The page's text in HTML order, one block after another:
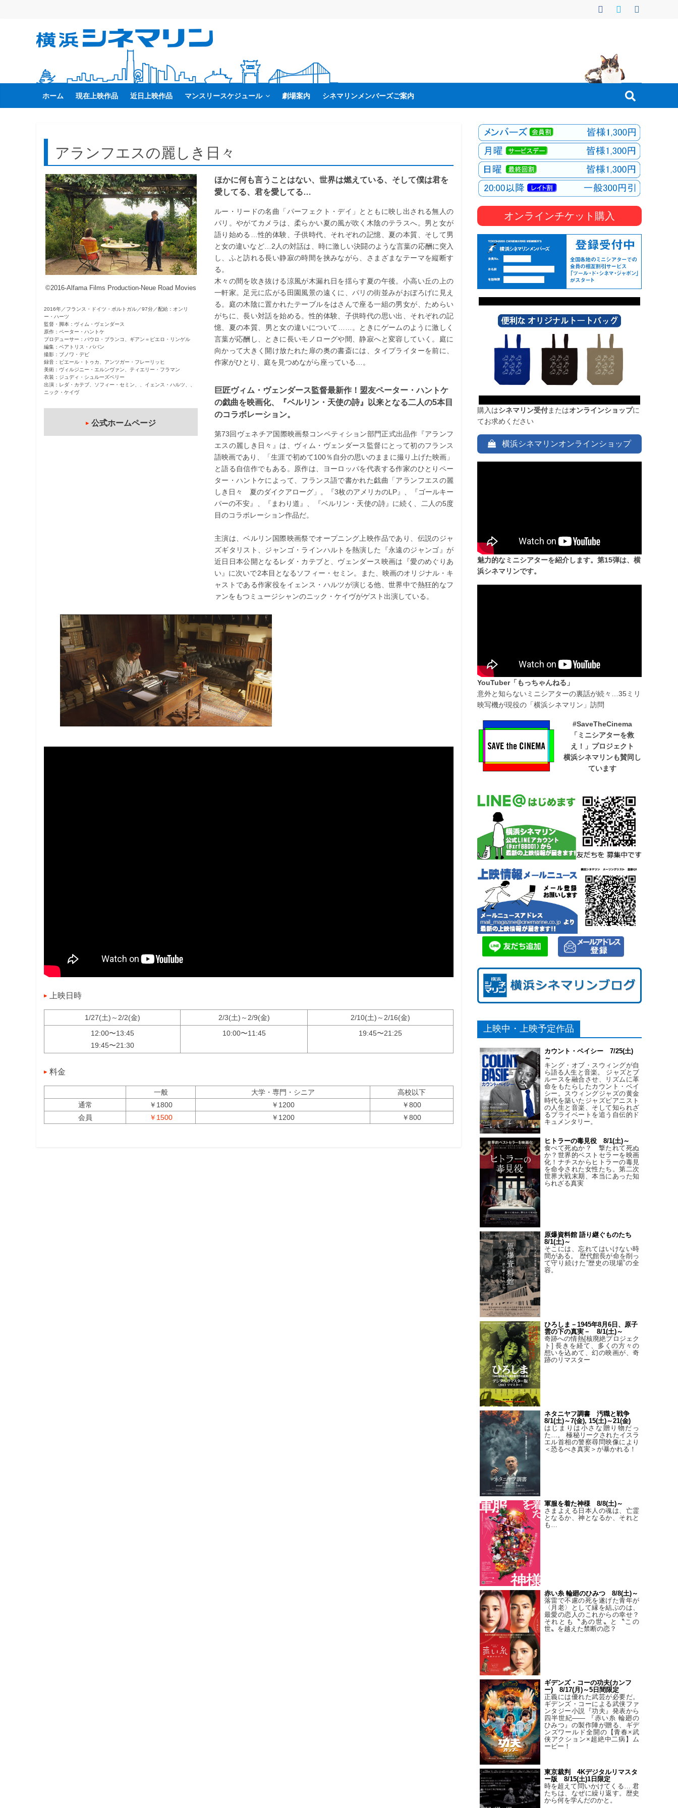
ス
ッ
横
浜
シ
ネ
マ
リ
ン
ホーム 現在上映作品 近日上映作品 マンスリースケジュール 劇場案内 シネマリンメンバーズご案内
アランフエスの麗しき日々
©2016-Alfama Films Production-Neue Road Movies
2016年／フランス・ドイツ・ポルトガル／97分／配給：オンリ
ー・ハーツ
監督・脚本：ヴィム・ヴェンダース
原作：ペーター・ハントケ
プロデューサー：パウロ・ブランコ、ギアン＝ピエロ・リンゲル
編集：ベアトリス・ババン
撮影：ブノワ・デビ
録音：ピエール・トゥカ、アンツガー・フレーリッヒ
美術：ヴィルジニー・エルンヴァン、ティエリー・フラマン
衣装：ジュディ・シュルーズベリー
出演：レダ・カテブ、ソフィー・セミン、、イェンス・ハルツ、、
ニック・ケイヴ
公式ホームページ
ほかに何も言うことはない、世界は燃えている、そして僕は君を
愛してる、君を愛してる…
ルー・リードの名曲「パーフェクト・デイ」とともに映し出される無人の
パリ。やがてカメラは、柔らかい夏の風が吹く木陰のテラスへ。男と女が
語り始める…性的体験、子供時代、それぞれの記憶、夏の本質、そして男
と女の違いなど…2人の対話は、時に激しい決闘のような言葉の応酬に突入
し、ふと訪れる長い静寂の時間を挟みながら、さまざまなテーマを縦断す
る。
木々の間を吹き抜ける涼風が木漏れ日を揺らす夏の午後。小高い丘の上の
一軒家。足元に広がる田園風景の遠くに、パリの街並みがおぼろげに見え
る。庭の木陰に置かれたテーブルをはさんで座る一組の男女が、ためらい
がちに、長い対話を始める。性的体験、子供時代の思い出、それぞれの記
憶、夏の本質、男と女の違いについて……。ときにゲームのように激しく
言葉が応酬し、ときに長いモノローグや間、静寂へと変容していく。庭に
向かって大きく開け放たれた扉の奥の書斎には、タイプライターを前に、
作家がひとり、庭を見つめながら座っている…。
巨匠ヴィム・ヴェンダース監督最新作！盟友ペーター・ハントケ
の戯曲を映画化、『ベルリン・天使の詩』以来となる二人の5本目
のコラボレーション。
第73回ヴェネチア国際映画祭コンペティション部門正式出品作『アランフ
エスの麗しき日々』は、ヴィム・ヴェンダース監督にとって初のフランス
語映画であり、「生涯で初めて100％自分の思いのままに撮り上げた映画」
と語る自信作でもある。原作は、ヨーロッパを代表する作家のひとりペー
ター・ハントケによって、フランス語で書かれた戯曲「アランフエスの麗
しき日々 夏のダイクアローグ」。『3枚のアメリカのLP』、『ゴールキー
パーの不安』、『まわり道』、『ベルリン・天使の詩』に続く、二人の5度
目のコラボレーション作品だ。
主演は、ベルリン国際映画祭でオープニング上映作品であり、伝説のジャ
ズギタリスト、ジャンゴ・ラインハルトを熱演した『永遠のジャンゴ』が
近日日本公開となるレダ・カテブと、ヴェンダース映画は『愛のめぐりあ
い』に次いで2本目となるソフィー・セミン。また、映画のオリジナル・キ
ャストである作家役をイェンス・ハルツが演じる他、世界中で熱狂的なフ
ァンをもつミュージシャンのニック・ケイヴがゲスト出演している。
上映日時
1/27(土)～2/2(金) 2/3(土)～2/9(金)
2/10(土)～2/16(金)
12:00〜13:45
19:45〜21:30
10:00〜11:45 19:45〜21:25
料金
一般 大学・専門・シニア
高校以下
通常
￥1800 ￥1200
￥800
会員
￥1500 ￥1200 ￥800
オンラインチケット購入
購入はシネマリン受付またはオンラインショップに
てお求めください
横浜シネマリンオンラインショップ
魅力的なミニシアターを紹介します。第15弾は、横
浜シネマリンです。
YouTuber「もっちゃんねる」
意外と知らないミニシアターの裏話が続々…35ミリ
映写機が現役の「横浜シネマリン」訪問
#SaveTheCinema
「ミニシアターを救
え！」プロジェクト
横浜シネマリンも賛同し
ています
上映中・上映予定作品
カウント・ベイシー 7/25(土)
～
キング・オブ・スウィングが自
ら語る人生と音楽。 ジャズとブ
ルースを融合させ、リズムに革
命をもたらしたカウント・ベイ
シー。スウィングジャズの黄金
時代を築いたジャズピアニスト
の人生と音楽、そして知られざ
るプライベートを追う自伝的ド
キュメンタリー。
ヒトラーの毒見役 8/1(土)～
食べて死ぬか？ 撃たれて死ぬ
か？世界的ベストセラーを映画
化！ナチスからヒトラーの毒見
を命令された女性たち。第二次
世界大戦末期、本当にあった知
られざる真実
原爆資料館 語り継ぐものたち
8/1(土)～
そこには、忘れてはいけない時
間がある。 歴代館長が命を削っ
て守り続けた”歴史の現場”の全
容。
ひろしま－1945年8月6日、原子
雲の下の真実－ 8/1(土)～
奇跡への情熱[核廃絶プロジェク
ト] 長きを経て、多くの方々の
想いを込めて、幻の映画が、奇
跡のリマスター
ネタニヤフ調書 汚職と戦争
8/1(土)～7(金), 15(土)～21(金)
はじまりは小さな贈り物だっ
た…。 極秘リークされたイスラ
エル首相の警察尋問映像により
＜恐るべき真実＞が暴かれる！
軍服を着た神様 8/8(土)～
さまよえる日本人の魂は、亡霊
となるか、神となるか、それと
も…
赤い糸 輪廻のひみつ 8/8(土)～
落雷で不慮の死を遂げた青年が
〈月老〉として縁を結ぶのは、
最愛の恋人のこれからの幸せ？
それとも〝あの世〟と〝この
世〟を越えた禁断の恋？
ギデンズ・コーの功夫(カンフ
ー) 8/17(月)～5日間限定
正義には優れた武芸が必要だ。
ギデンズ・コーによる武侠ファ
ンタジー小説『功夫』発表から
四半世紀―― 『赤い糸 輪廻の
ひみつ』の製作陣が贈る、ギデ
ンズワールド全開の【青春×武
侠アクション×超絶中二病】ム
ービー！
東京裁判 4Kデジタルリマスタ
ー版 8/15(土)1日限定
時を超えて問いかけてくる… 君
たちは、なぜに繰り返す。歴史
から何を学んだのかと。